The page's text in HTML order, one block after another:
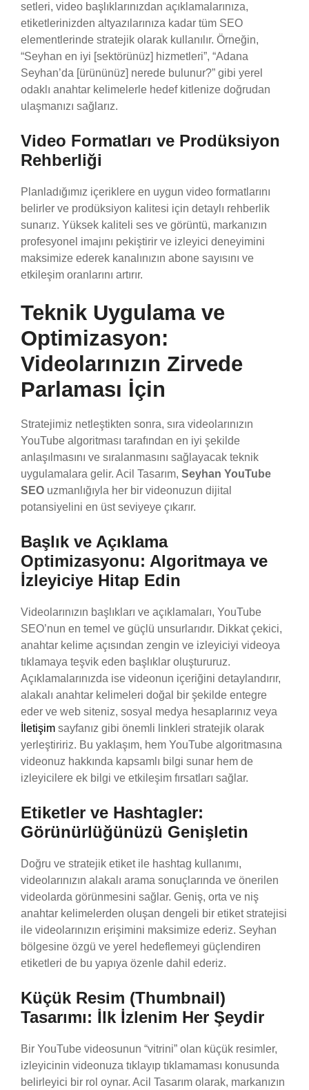
setleri, video başlıklarınızdan açıklamalarınıza,
etiketlerinizden altyazılarınıza kadar tüm SEO
elementlerinde stratejik olarak kullanılır. Örneğin,
“Seyhan en iyi [sektörünüz] hizmetleri”, “Adana
Seyhan’da [ürününüz] nerede bulunur?” gibi yerel
odaklı anahtar kelimelerle hedef kitlenize doğrudan
ulaşmanızı sağlarız.
Video Formatları ve Prodüksiyon
Rehberliği
Planladığımız içeriklere en uygun video formatlarını
belirler ve prodüksiyon kalitesi için detaylı rehberlik
sunarız. Yüksek kaliteli ses ve görüntü, markanızın
profesyonel imajını pekiştirir ve izleyici deneyimini
maksimize ederek kanalınızın abone sayısını ve
etkileşim oranlarını artırır.
Teknik Uygulama ve
Optimizasyon:
Videolarınızın Zirvede
Parlaması İçin
Stratejimiz netleştikten sonra, sıra videolarınızın
YouTube algoritması tarafından en iyi şekilde
anlaşılmasını ve sıralanmasını sağlayacak teknik
uygulamalara gelir. Acil Tasarım, Seyhan YouTube
SEO uzmanlığıyla her bir videonuzun dijital
potansiyelini en üst seviyeye çıkarır.
Başlık ve Açıklama
Optimizasyonu: Algoritmaya ve
İzleyiciye Hitap Edin
Videolarınızın başlıkları ve açıklamaları, YouTube
SEO’nun en temel ve güçlü unsurlarıdır. Dikkat çekici,
anahtar kelime açısından zengin ve izleyiciyi videoya
tıklamaya teşvik eden başlıklar oluştururuz.
Açıklamalarınızda ise videonun içeriğini detaylandırır,
alakalı anahtar kelimeleri doğal bir şekilde entegre
eder ve web siteniz, sosyal medya hesaplarınız veya
İletişim sayfanız gibi önemli linkleri stratejik olarak
yerleştiririz. Bu yaklaşım, hem YouTube algoritmasına
videonuz hakkında kapsamlı bilgi sunar hem de
izleyicilere ek bilgi ve etkileşim fırsatları sağlar.
Etiketler ve Hashtagler:
Görünürlüğünüzü Genişletin
Doğru ve stratejik etiket ile hashtag kullanımı,
videolarınızın alakalı arama sonuçlarında ve önerilen
videolarda görünmesini sağlar. Geniş, orta ve niş
anahtar kelimelerden oluşan dengeli bir etiket stratejisi
ile videolarınızın erişimini maksimize ederiz. Seyhan
bölgesine özgü ve yerel hedeflemeyi güçlendiren
etiketleri de bu yapıya özenle dahil ederiz.
Küçük Resim (Thumbnail)
Tasarımı: İlk İzlenim Her Şeydir
Bir YouTube videosunun “vitrini” olan küçük resimler,
izleyicinin videonuza tıklayıp tıklamaması konusunda
belirleyici bir rol oynar. Acil Tasarım olarak, markanızın